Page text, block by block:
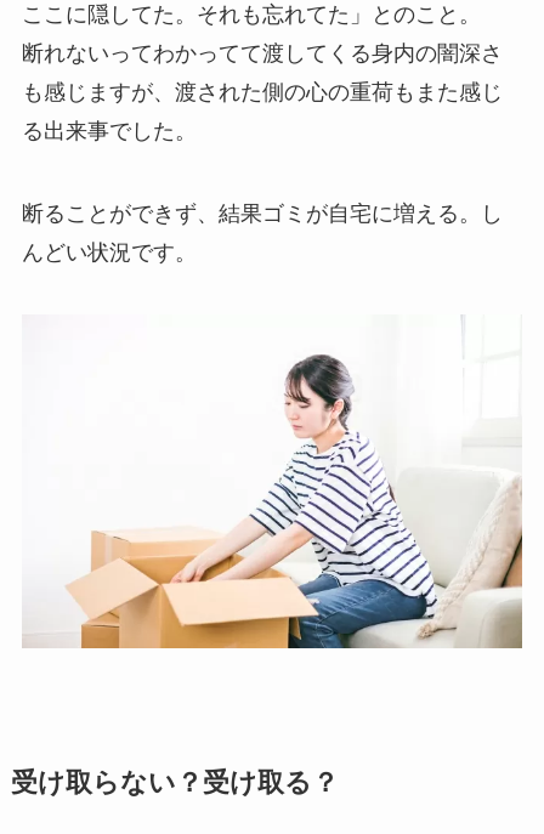
ここに隠してた。それも忘れてた」とのこと。
断れないってわかってて渡してくる身内の闇深さ
も感じますが、渡された側の心の重荷もまた感じ
る出来事でした。
断ることができず、結果ゴミが自宅に増える。し
んどい状況です。
受け取らない？受け取る？